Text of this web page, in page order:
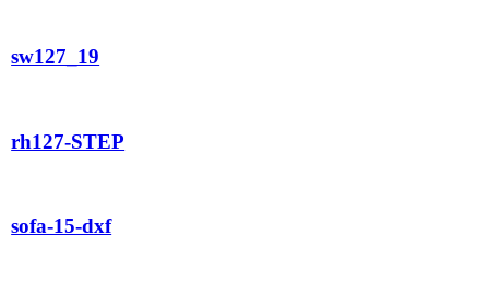
sw127_19
rh127-STEP
sofa-15-dxf